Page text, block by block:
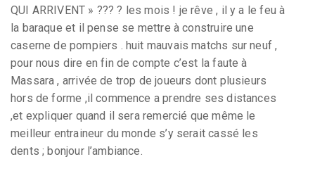
QUI ARRIVENT » ??? ? les mois ! je rêve , il y a le feu à
la baraque et il pense se mettre à construire une
caserne de pompiers . huit mauvais matchs sur neuf ,
pour nous dire en fin de compte c’est la faute à
Massara , arrivée de trop de joueurs dont plusieurs
hors de forme ,il commence a prendre ses distances
,et expliquer quand il sera remercié que même le
meilleur entraineur du monde s’y serait cassé les
dents ; bonjour l’ambiance.